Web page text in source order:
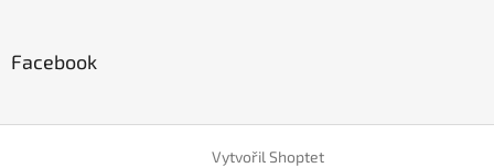
Facebook
Vytvořil Shoptet